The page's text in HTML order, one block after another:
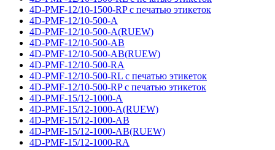
4D-PMF-12/10-1500-RP с печатью этикеток
4D-PMF-12/10-500-A
4D-PMF-12/10-500-A(RUEW)
4D-PMF-12/10-500-AB
4D-PMF-12/10-500-AB(RUEW)
4D-PMF-12/10-500-RA
4D-PMF-12/10-500-RL с печатью этикеток
4D-PMF-12/10-500-RP с печатью этикеток
4D-PMF-15/12-1000-A
4D-PMF-15/12-1000-A(RUEW)
4D-PMF-15/12-1000-AB
4D-PMF-15/12-1000-AB(RUEW)
4D-PMF-15/12-1000-RA